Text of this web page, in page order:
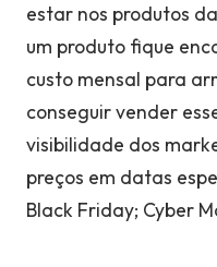
estar nos produtos
um produto fique
custo mensal para
conseguir vender
visibilidade dos
preços em datas
Black Friday; Cyber